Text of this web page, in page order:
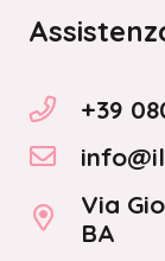
+39
Via
BA